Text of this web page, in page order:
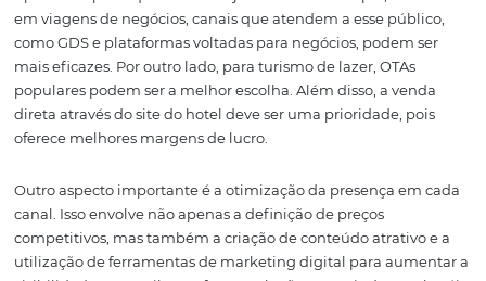
Como Escolher os
de Distribuição
A escolha dos canais de distribuição é uma decisão
pode impactar diretamente os resultados financeiros
hotel. Existem várias considerações a serem levadas em
como o perfil do hóspede, a localização do hotel e os